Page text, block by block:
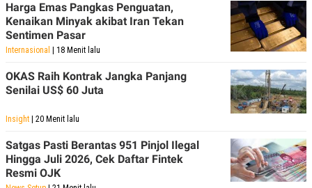
Harga Emas Pangkas Penguatan,
Kenaikan Minyak akibat Iran Tekan
Sentimen Pasar
Internasional | 18 Menit lalu
OKAS Raih Kontrak Jangka Panjang
Senilai US$ 60 Juta
Insight | 20 Menit lalu
Satgas Pasti Berantas 951 Pinjol Ilegal
Hingga Juli 2026, Cek Daftar Fintek
Resmi OJK